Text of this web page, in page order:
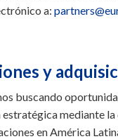
a:
y
buscando
estratégica mediante
en América